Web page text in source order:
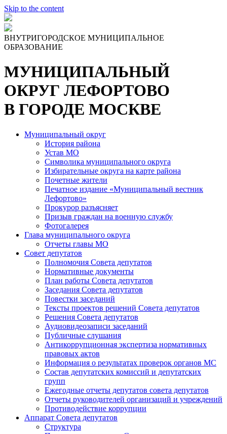
Skip to the content
ВНУТРИГОРОДСКОЕ МУНИЦИПАЛЬНОЕ
ОБРАЗОВАНИЕ
МУНИЦИПАЛЬНЫЙ
ОКРУГ ЛЕФОРТОВО
В ГОРОДЕ МОСКВЕ
Муниципальный округ
История района
Устав МО
Символика муниципального округа
Избирательные округа на карте района
Почетные жители
Печатное издание «Муниципальный вестник
Лефортово»
Прокурор разъясняет
Призыв граждан на военную службу
Фотогалерея
Глава муниципального округа
Отчеты главы МО
Совет депутатов
Полномочия Совета депутатов
Нормативные документы
План работы Совета депутатов
Заседания Cовета депутатов
Повестки заседаний
Тексты проектов решений Совета депутатов
Решения Совета депутатов
Аудиовидеозаписи заседаний
Публичные слушания
Антикоррупционная экспертиза нормативных
правовых актов
Информация о результатах проверок органов МС
Состав депутатских комиссий и депутатских
групп
Ежегодные отчеты депутатов совета депутатов
Отчеты руководителей организаций и учреждений
Противодействие коррупции
Аппарат Совета депутатов
Структура